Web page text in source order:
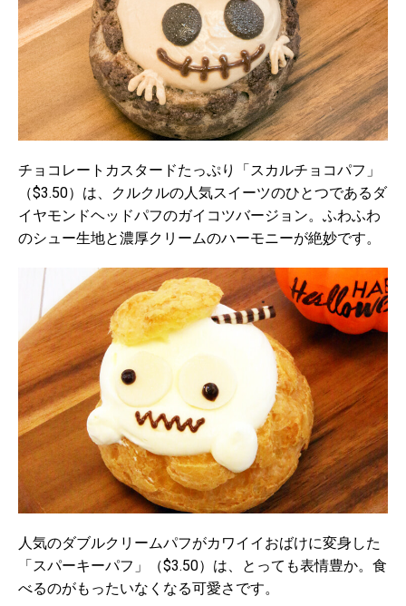
チョコレートカスタードたっぷり「スカルチョコパフ」
（$3.50）は、クルクルの人気スイーツのひとつであるダ
イヤモンドヘッドパフのガイコツバージョン。ふわふわ
のシュー生地と濃厚クリームのハーモニーが絶妙です。
人気のダブルクリームパフがカワイイおばけに変身した
「スパーキーパフ」（$3.50）は、とっても表情豊か。食
べるのがもったいなくなる可愛さです。